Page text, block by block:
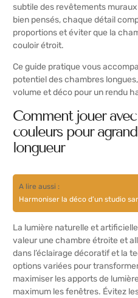
subtile des revêtements
bien pensés, chaque détail
proportions et éviter que la
couloir étroit.
Ce guide pratique vous
potentiel des chambres
volume et déco pour un rendu
Comment jouer
couleurs pour
longueur
A lire aussi :
Harmoniser la déco d’un studio
La lumière naturelle et
valeur une chambre étroite et
dans l’éclairage décoratif et la
options variées pour
maximiser les apports de
maximum les fenêtres. Évitez